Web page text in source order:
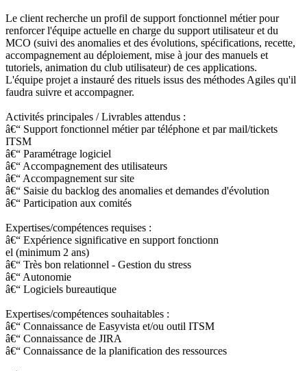
Le client recherche un profil de support fonctionnel métier pour
renforcer l'équipe actuelle en charge du support utilisateur et du
MCO (suivi des anomalies et des évolutions, spécifications, recette,
accompagnement au déploiement, mise à jour des manuels et
tutoriels, animation du club utilisateur) de ces applications.
L'équipe projet a instauré des rituels issus des méthodes Agiles qu'il
faudra suivre et accompagner.
Activités principales / Livrables attendus :
â€“ Support fonctionnel métier par téléphone et par mail/tickets
ITSM
â€“ Paramétrage logiciel
â€“ Accompagnement des utilisateurs
â€“ Accompagnement sur site
â€“ Saisie du backlog des anomalies et demandes d'évolution
â€“ Participation aux comités
Expertises/compétences requises :
â€“ Expérience significative en support fonctionn
el (minimum 2 ans)
â€“ Très bon relationnel - Gestion du stress
â€“ Autonomie
â€“ Logiciels bureautique
Expertises/compétences souhaitables :
â€“ Connaissance de Easyvista et/ou outil ITSM
â€“ Connaissance de JIRA
â€“ Connaissance de la planification des ressources